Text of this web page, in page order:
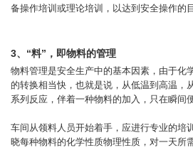
备操作培训或理论培训，以达到安全操作的目
3、“料”，即物料的管理
物料管理是安全生产中的基本因素，由于化
的转换相当快，也就是说，从低温到高温，
系列反应，伴着一种物料的加入，只在瞬间
车间从领料人员开始着手，应进行专业的培
晓每种物料的化学性质物理性质，对一天所